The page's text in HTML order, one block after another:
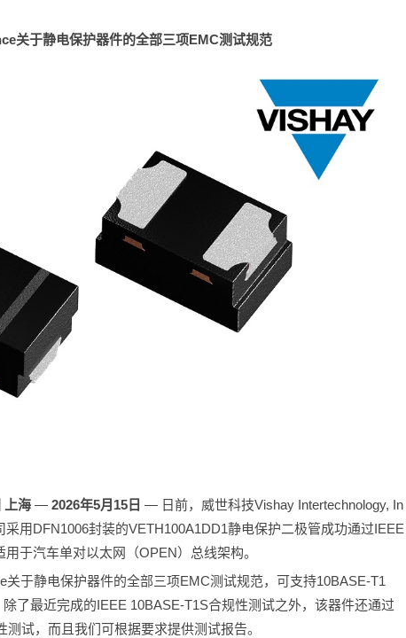
关于静电保护器件的全部三项EMC测试规范
上海 — 2026年5月 15 日 — 日前，威世科技Vishay Intertechnology, In
用DFN1006封装的VETH100A1DD1静电保护二极管成功通过IEEE
于汽车单对以太网（OPEN）总线架构。
关于静电保护器件的全部三项EMC测试规范，可支持10BASE-T1
了最近完成的IEEE 10BASE-T1S合规性测试之外，该器件还通过
试，而且我们可根据要求提供测试报告。